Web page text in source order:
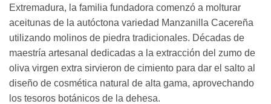
Extremadura, la familia fundadora comenzó a molturar
aceitunas de la autóctona variedad Manzanilla Cacereña
utilizando molinos de piedra tradicionales. Décadas de
maestría artesanal dedicadas a la extracción del zumo de
oliva virgen extra sirvieron de cimiento para dar el salto al
diseño de cosmética natural de alta gama, aprovechando
los tesoros botánicos de la dehesa.